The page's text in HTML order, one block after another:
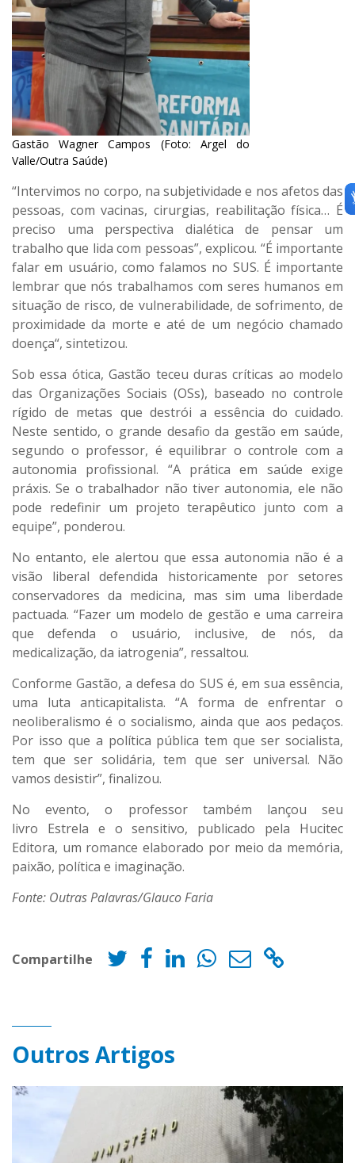
Gastão Wagner Campos (Foto: Argel do
Valle/Outra Saúde)
“Intervimos no corpo, na subjetividade e nos afetos das
pessoas, com vacinas, cirurgias, reabilitação física… É
preciso uma perspectiva dialética de pensar um
trabalho que lida com pessoas”, explicou. “É importante
falar em usuário, como falamos no SUS. É importante
lembrar que nós trabalhamos com seres humanos em
situação de risco, de vulnerabilidade, de sofrimento, de
proximidade da morte e até de um negócio chamado
doença“, sintetizou.
Sob essa ótica, Gastão teceu duras críticas ao modelo
das Organizações Sociais (OSs), baseado no controle
rígido de metas que destrói a essência do cuidado.
Neste sentido, o grande desafio da gestão em saúde,
segundo o professor, é equilibrar o controle com a
autonomia profissional. “A prática em saúde exige
práxis. Se o trabalhador não tiver autonomia, ele não
pode redefinir um projeto terapêutico junto com a
equipe”, ponderou.
No entanto, ele alertou que essa autonomia não é a
visão liberal defendida historicamente por setores
conservadores da medicina, mas sim uma liberdade
pactuada. “Fazer um modelo de gestão e uma carreira
que defenda o usuário, inclusive, de nós, da
medicalização, da iatrogenia”, ressaltou.
Conforme Gastão, a defesa do SUS é, em sua essência,
uma luta anticapitalista. “A forma de enfrentar o
neoliberalismo é o socialismo, ainda que aos pedaços.
Por isso que a política pública tem que ser socialista,
tem que ser solidária, tem que ser universal. Não
vamos desistir”, finalizou.
No evento, o professor também lançou seu
livro Estrela e o sensitivo, publicado pela Hucitec
Editora, um romance elaborado por meio da memória,
paixão, política e imaginação.
Fonte: Outras Palavras/Glauco Faria
Compartilhe
Outros Artigos